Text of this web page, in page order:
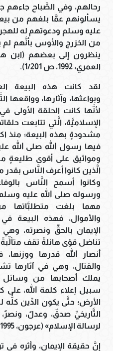
رحالهم، وفي الصَّباح
يسألونهم عمَّا بلغهم من
عليه وسلم ودعوتهم له
من الخزرج والأوس بأنَّهم لم
العمري، 1992، ص 1/201).
لقد كانت هذه البيعة
وبواعثها، وآثارها، وواقعها
لأنَّها كانت الحلقة الأولى
الإسلاميَّة، الَّتي تتابعت
مشدودةٍ بهذه البيعة؛ منذ
فيها رسول الله صلى الله
ومواثيق على أقوى طليعةٍ
الَّذين كانوا أعرف النَّاس
وكانوا أسمح النَّاس
ورسوله صلى الله عليه
مهما بلغت متطلبَّاتها من
والأموال، فهذه البيعة
الإيمان بالحقِّ ونصرته،
تناضل قوًى هائلةً تقف
أنصار الله قدرها
والقتال، وهي في آثارها
يملك أصحابها من وسائل
سبيل إعلاء كلمة الله،
الأرض؛ حتَّى يكون الدِّين كلُّه
التَّاريخيِّ صدقٌ، وعدلٌ،
لرسالة الإسلام» (عرجون، 1995، ص 2/400).
إنَّ حقيقة الإيمان، وأثره في